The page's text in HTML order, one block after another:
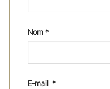
Nom*
E-mail *